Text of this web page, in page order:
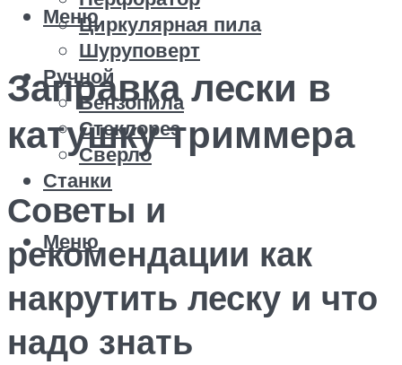
Циркулярная пила
Шуруповерт
Ручной
Бензопила
Стеклорез
Сверло
Станки
Меню
Меню
Заправка лески в
катушку триммера
Советы и
рекомендации как
накрутить леску и что
надо знать